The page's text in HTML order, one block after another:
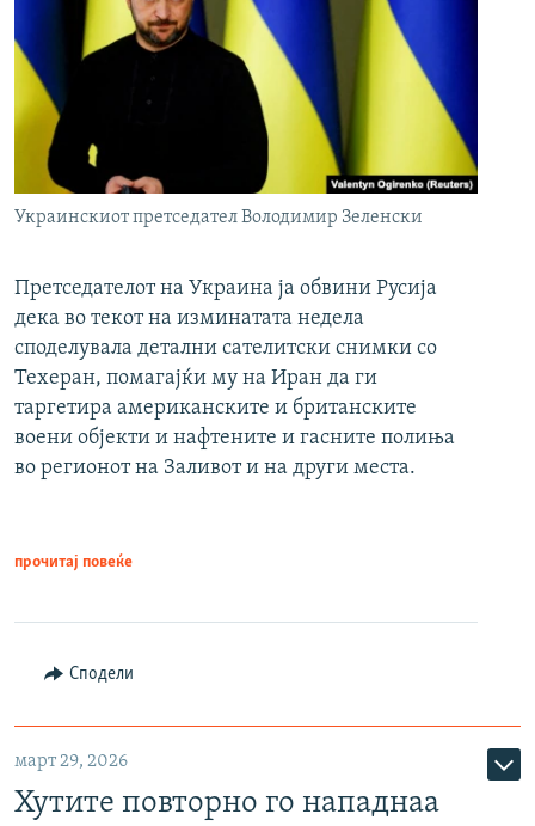
Украинскиот претседател Володимир Зеленски
Претседателот на Украина ја обвини Русија
дека во текот на изминатата недела
споделувала детални сателитски снимки со
Техеран, помагајќи му на Иран да ги
таргетира американските и британските
воени објекти и нафтените и гасните полиња
во регионот на Заливот и на други места.
прочитај повеќе
Сподели
март 29, 2026
Хутите повторно го нападнаа